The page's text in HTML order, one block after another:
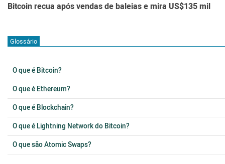
Bitcoin recua após vendas de baleias e mira US$135 mil
Glossário
O que é Bitcoin?
O que é Ethereum?
O que é Blockchain?
O que é Lightning Network do Bitcoin?
O que são Atomic Swaps?